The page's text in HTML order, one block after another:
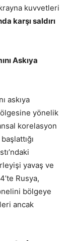
kuvvetleri
karşı saldırı
Askıya
askıya
yönelik
korelasyon
yavaş ve
Rusya,
bölgeye
ancak